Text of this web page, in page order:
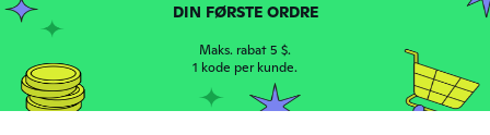
Arrived early
K
DIN FØRSTE ORDRE
Maks. rabat 5 $.
1 kode per kunde.